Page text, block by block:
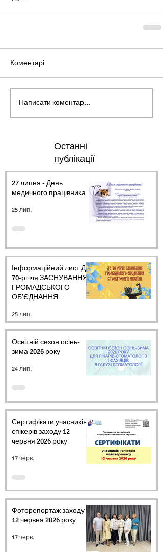
Коментарі
Написати коментар...
Останні
публікації
27 липня - День
медичного працівника.
25 лип.
Інформаційний лист ДО
70-річчя ЗАСНУВАННЯ
ГРОМАДСЬКОГО
ОБ’ЄДНАННЯ
УКРАЇНИ
25 лип.
Освітній сезон осінь-
зима 2026 року
24 лип.
Сертифікати учасників і
спікерів заходу 12
червня 2026 року
17 черв.
Фоторепортаж заходу
12 червня 2026 року
17 черв.